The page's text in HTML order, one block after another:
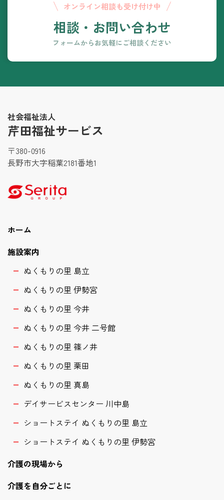
オンライン相談も受け付け中
相談 ・ お問い合わせ
フォームからお気軽にご相談ください
社会福祉法人
芹田福祉サービス
〒380-0916
長野市大字稲葉2181番地1
ホーム
施設案内
ぬくもりの里 島立
ぬくもりの里 伊勢宮
ぬくもりの里 今井
ぬくもりの里 今井 二号館
ぬくもりの里 篠ノ井
ぬくもりの里 栗田
ぬくもりの里 真島
デイサービスセンター 川中島
ショートステイ ぬくもりの里 島立
ショートステイ ぬくもりの里 伊勢宮
介護の現場から
介護を自分ごとに